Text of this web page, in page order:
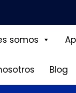
somos
Blog